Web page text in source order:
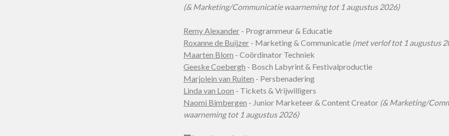
(& Marketing/Communicatie waarneming tot 1 augustus 2026)
Remy Alexander - Programmeur & Educatie
Roxanne de Buijzer - Marketing & Communicatie (met verlof tot 1 augustus
Maarten Blom - Coördinator Techniek
Geeske Coebergh - Bosch Labyrint & Festivalproductie
Marjolein van Ruiten - Persbenadering
Linda van Loon - Tickets & Vrijwilligers
Naomi Bimbergen - Junior Marketeer & Content Creator (& Marketing/
waarneming tot 1 augustus 2026)